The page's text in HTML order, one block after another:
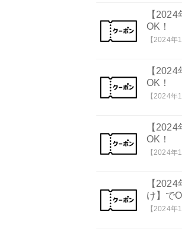
【
OK！
【2024
【
OK！
【2024
【
OK！
【2024
【
け】で
【2024